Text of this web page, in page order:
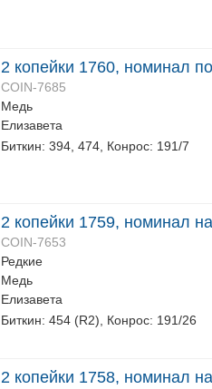
2 копейки 1760, номинал
COIN-7685
Медь
Елизавета
Биткин: 394, 474, Конрос: 191/7
2 копейки 1759, номинал
COIN-7653
Редкие
Медь
Елизавета
Биткин: 454 (R2), Конрос: 191/26
2 копейки 1758, номинал